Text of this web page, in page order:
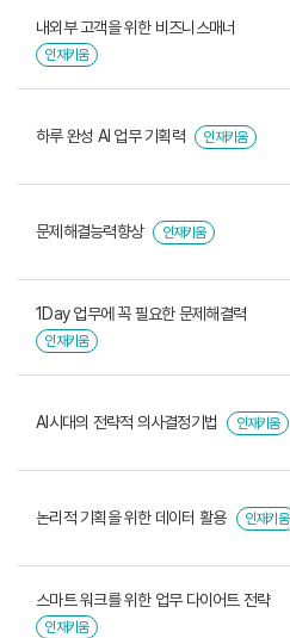
내외부 고객을 위한 비즈니스매너
인재키움
하루 완성 AI 업무 기획력 인재키움
문제해결능력향상 인재키움
1Day 업무에 꼭 필요한 문제해결력
인재키움
AI시대의 전략적 의사결정기법 인재키움
논리적 기획을 위한 데이터 활용 인재키움
스마트 워크를 위한 업무 다이어트 전략
인재키움